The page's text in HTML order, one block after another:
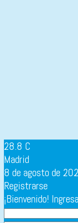
28.8 C
Madrid
8 de agosto de
Registrarse
¡Bienvenido!